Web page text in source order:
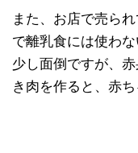
また、お店で売ら
で離乳食には使わな
少し面倒ですが、
き肉を作ると、赤